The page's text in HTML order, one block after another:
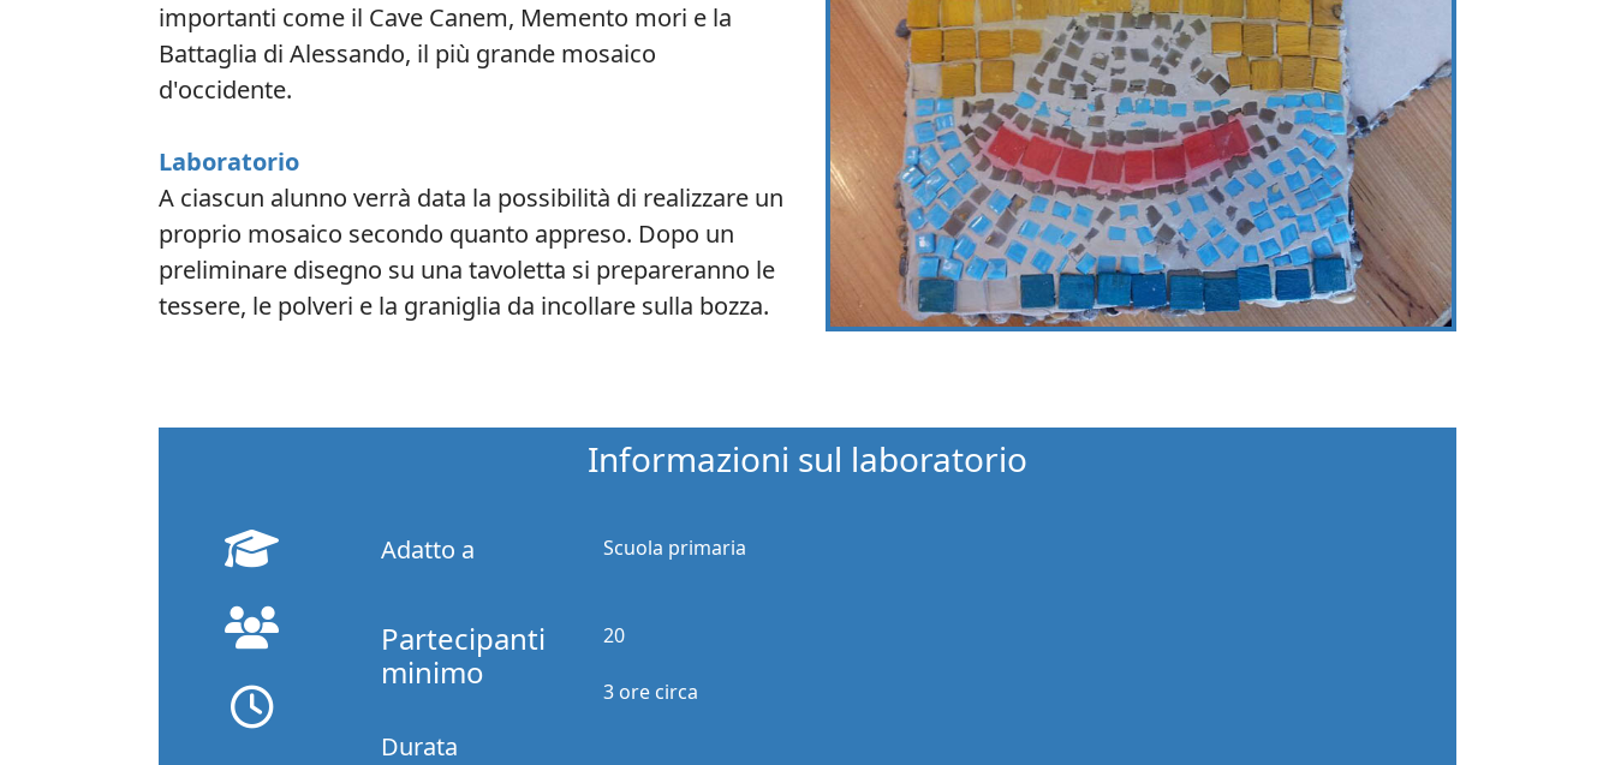
importanti come il Cave Canem, Memento mori e la
Battaglia di Alessando, il più grande mosaico
d'occidente.
Laboratorio
A ciascun alunno verrà data la possibilità di realizzare un
proprio mosaico secondo quanto appreso. Dopo un
preliminare disegno su una tavoletta si prepareranno le
tessere, le polveri e la graniglia da incollare sulla bozza.
Informazioni sul laboratorio
fa-
graduation-
group
clock-
Adatto a
Partecipanti
minimo
Durata
Scuola primaria
20
3 ore circa